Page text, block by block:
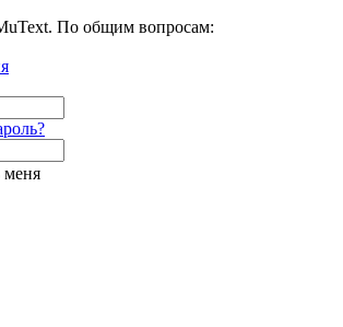
По общим вопросам:
меня